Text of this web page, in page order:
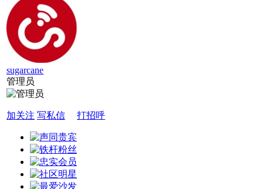
sugarcane
管理员
加关注 写私信 打招呼